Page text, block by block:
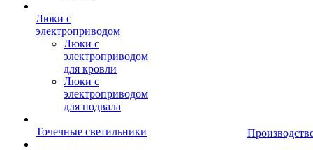
Люки с
электроприводом
Люки с
электроприводом
для кровли
Люки с
электроприводом
для подвала
Точечные светильники